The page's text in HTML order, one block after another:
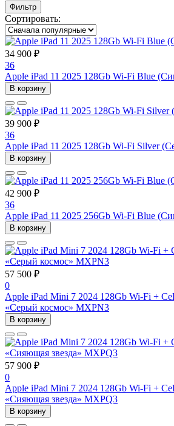
Фильтр
Сортировать:
34 900 ₽
36
Apple iPad 11 2025 128Gb Wi-Fi Blue
В корзину
39 900 ₽
36
Apple iPad 11 2025 128Gb Wi-Fi Silver
В корзину
42 900 ₽
36
Apple iPad 11 2025 256Gb Wi-Fi Blue
В корзину
57 500 ₽
0
Apple iPad Mini 7 2024 128Gb Wi-Fi +
«Серый космос» MXPN3
В корзину
57 900 ₽
0
Apple iPad Mini 7 2024 128Gb Wi-Fi +
«Сияющая звезда» MXPQ3
В корзину